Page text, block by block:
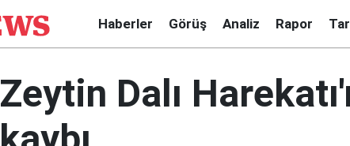
Haberler Görüş Analiz Rapor
Zeytin Dalı